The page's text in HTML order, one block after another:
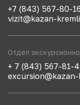
+7 (843) 567-80-16
vizit@kazan-
Отдел
+ 7 (843) 567-81-